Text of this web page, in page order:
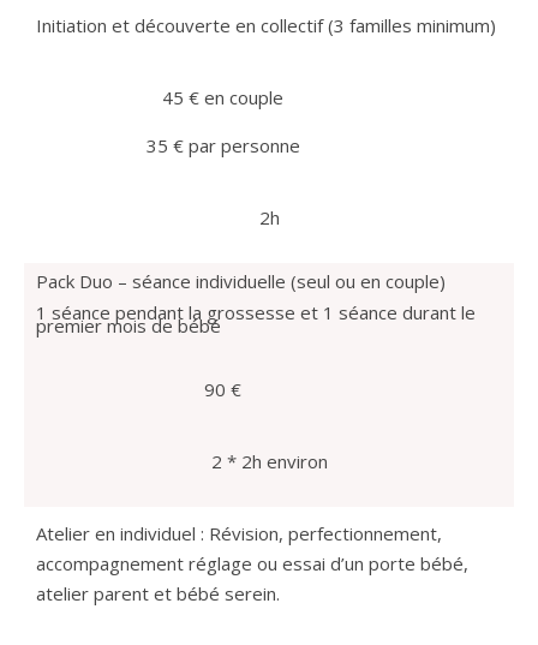
Initiation et découverte en collectif (3 familles minimum)
45 € en couple
35 € par personne
2h
Pack Duo – séance individuelle (seul ou en couple)
1 séance pendant la grossesse et 1 séance durant le
premier mois de bébé
90 €
2 * 2h environ
Atelier en individuel : Révision, perfectionnement,
accompagnement réglage ou essai d’un porte bébé,
atelier parent et bébé serein.